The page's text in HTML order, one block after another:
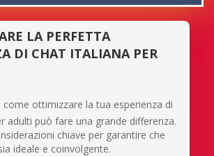
LA PERFETTA
DI CHAT ITALIANA PER
come ottimizzare la tua esperienza di
adulti può fare una grande differenza.
chiave per garantire che
ideale e coinvolgente.